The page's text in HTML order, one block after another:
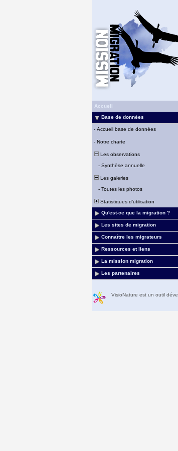
Accueil
Base de données
- Accueil base de données
- Notre charte
Les observations
- Synthèse annuelle
Les galeries
- Toutes les photos
Statistiques d'utilisation
Qu'est-ce que la migration ?
Les sites de migration
Connaître les migrateurs
Ressources et liens
La mission migration
Les partenaires
VisioNature est un outil